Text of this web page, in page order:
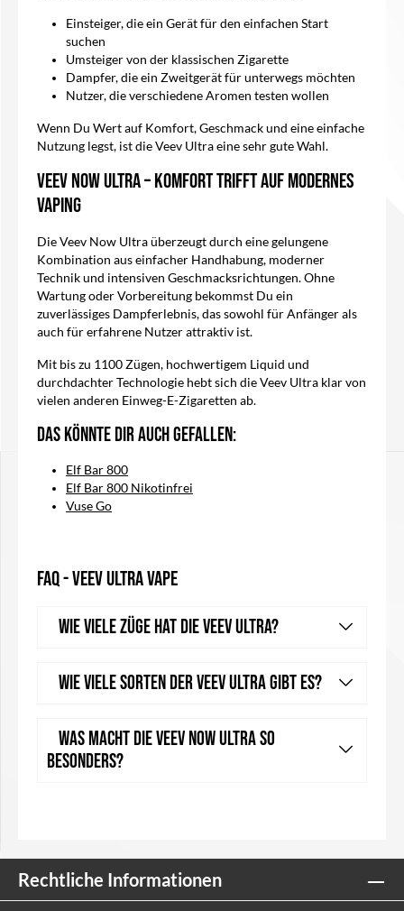
Einsteiger, die ein Gerät für den einfachen Start
suchen
Umsteiger von der klassischen Zigarette
Dampfer, die ein Zweitgerät für unterwegs möchten
Nutzer, die verschiedene Aromen testen wollen
Wenn Du Wert auf Komfort, Geschmack und eine einfache
Nutzung legst, ist die Veev Ultra eine sehr gute Wahl.
Veev Now Ultra – Komfort trifft auf modernes
Vaping
Die Veev Now Ultra überzeugt durch eine gelungene
Kombination aus einfacher Handhabung, moderner
Technik und intensiven Geschmacksrichtungen. Ohne
Wartung oder Vorbereitung bekommst Du ein
zuverlässiges Dampferlebnis, das sowohl für Anfänger als
auch für erfahrene Nutzer attraktiv ist.
Mit bis zu 1100 Zügen, hochwertigem Liquid und
durchdachter Technologie hebt sich die Veev Ultra klar von
vielen anderen Einweg-E-Zigaretten ab.
Das könnte dir auch gefallen:
Elf Bar 800
Elf Bar 800 Nikotinfrei
Vuse Go
FAQ - VEEV ULTRA Vape
Wie viele Züge hat die Veev Ultra?
Wie viele Sorten der Veev Ultra gibt es?
Was macht die Veev Now Ultra so
besonders?
Rechtliche Informationen